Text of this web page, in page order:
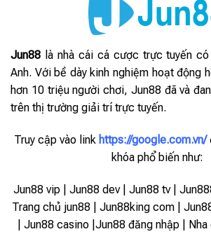
Jun88 là nhà cái cá cược trực tuyến
Anh. Với bề dày kinh nghiệm hoạt động
hơn 10 triệu người chơi, Jun88 đã và
trên thị trường giải trí trực tuyến.
Truy cập vào link https://google.com.vn/
khóa phổ biến như:
Jun88 vip | Jun88 dev | Jun88 tv |
Trang chủ jun88 | Jun88king com |
| Jun88 casino |Jun88 đăng nhập |